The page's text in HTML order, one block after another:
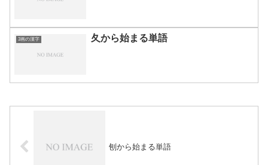
3画の漢字 夂から始まる単語
刨から始まる単語